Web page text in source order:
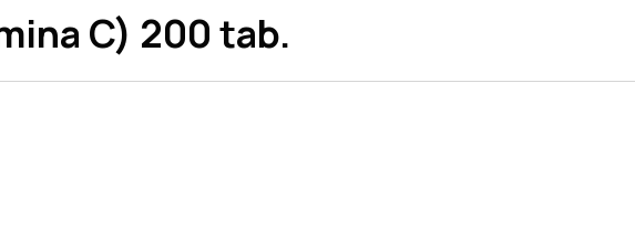
C) 200 tab.